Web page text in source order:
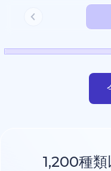
1,200種